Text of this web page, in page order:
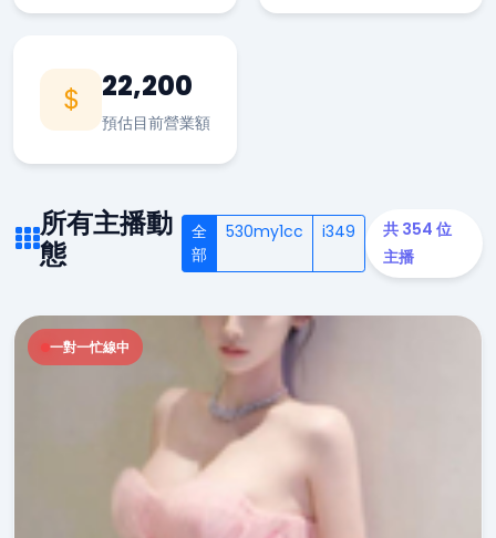
22,200
預估目前營業額
所有主播動
態
全
部
530my1cc i349
共 354 位
主播
一對一忙線中